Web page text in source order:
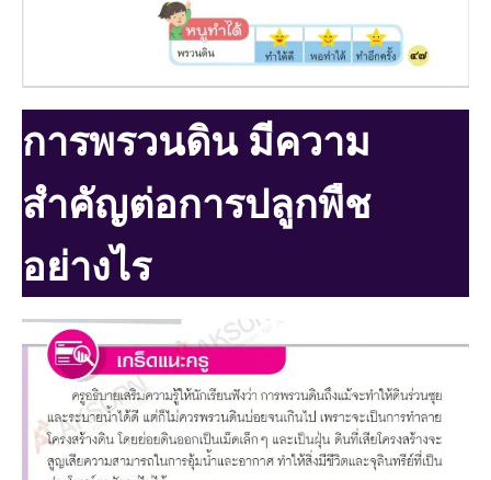
การพรวนดิน มีความ
สําคัญต่อการปลูกพืช
อย่างไร